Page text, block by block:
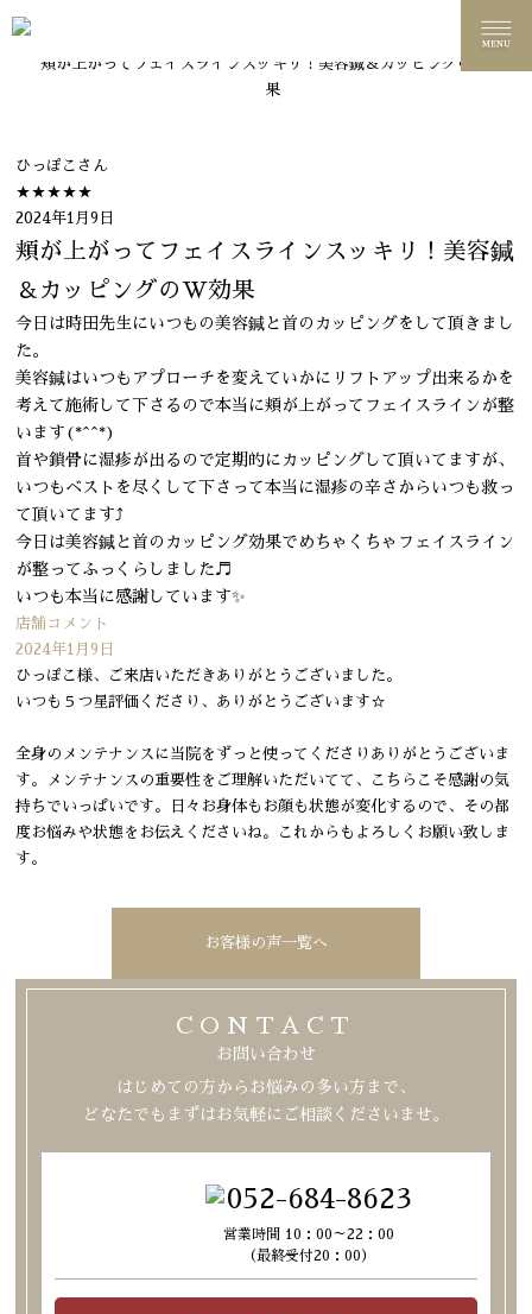
名古屋美容鍼 ウーシア鍼灸院
頬が上がってフェイスラインスッキリ！美容鍼＆カッピングのW効
果
ひっぽこ さん
★★★★★
2024年1月9日
頬が上がってフェイスラインスッキリ！美容鍼
＆カッピングのW効果
今日は時田先生にいつもの美容鍼と首のカッピングをして頂きまし
た。
美容鍼はいつもアプローチを変えていかにリフトアップ出来るかを
考えて施術して下さるので本当に頬が上がってフェイスラインが整
います(*^^*)
首や鎖骨に湿疹が出るので定期的にカッピングして頂いてますが、
いつもベストを尽くして下さって本当に湿疹の辛さからいつも救っ
て頂いてます⤴
今日は美容鍼と首のカッピング効果でめちゃくちゃフェイスライン
が整ってふっくらしました♬
いつも本当に感謝しています✨
店舗コメント
2024年1月9日
ひっぽこ様、ご来店いただきありがとうございました。
いつも５つ星評価くださり、ありがとうございます☆
全身のメンテナンスに当院をずっと使ってくださりありがとうございま
す。メンテナンスの重要性をご理解いただいてて、こちらこそ感謝の気
持ちでいっぱいです。日々お身体もお顔も状態が変化するので、その都
度お悩みや状態をお伝えくださいね。これからもよろしくお願い致しま
す。
お客様の声一覧へ
CONTACT
お問い合わせ
はじめての方からお悩みの多い方まで、
どなたでもまずはお気軽にご相談くださいませ。
052-684-8623
営業時間 10：00～22：00
（最終受付20：00）